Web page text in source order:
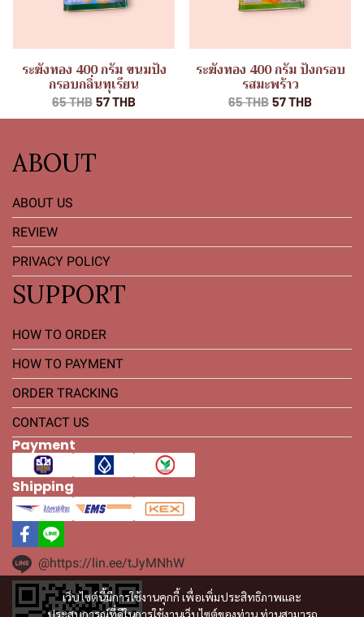
ระฆังทอง 400 กรัม ขนมปัง
กรอบกลิ่นทุเรียน
65 THB 57 THB
ระฆังทอง 400 กรัม ปังกรอบ
รสมะพร้าว
65 THB 57 THB
เว็บไซต์นี้มีการใช้งานคุกกี้ เพื่อเพิ่มประสิทธิภาพและ
ประสบการณ์ที่ดีในการใช้งานเว็บไซต์ของท่าน ท่านสามารถ
ABOUT
ABOUT US
REVIEW
PRIVACY POLICY
SUPPORT
HOW TO ORDER
HOW TO PAYMENT
ORDER TRACKING
CONTACT US
Payment
Shipping
@https://lin.ee/tJyMNhW